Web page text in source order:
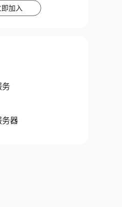
即加入
务
务器